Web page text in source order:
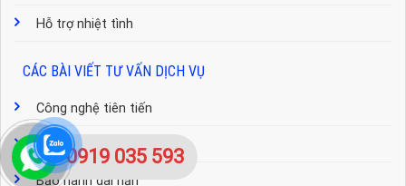
Hỗ trợ nhiệt tình
CÁC BÀI VIẾT TƯ VẤN DỊCH VỤ
Công nghệ tiên tiến
Dịch vụ chu đáo
Bảo hành dài hạn
0919 035 593